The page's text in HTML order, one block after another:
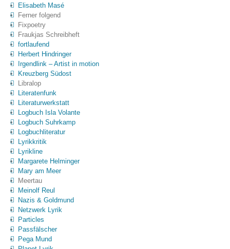
Elisabeth Masé
Ferner folgend
Fixpoetry
Fraukjas Schreibheft
fortlaufend
Herbert Hindringer
Irgendlink – Artist in motion
Kreuzberg Südost
Libralop
Literatenfunk
Literaturwerkstatt
Logbuch Isla Volante
Logbuch Suhrkamp
Logbuchliteratur
Lyrikkritik
Lyrikline
Margarete Helminger
Mary am Meer
Meertau
Meinolf Reul
Nazis & Goldmund
Netzwerk Lyrik
Particles
Passfälscher
Pega Mund